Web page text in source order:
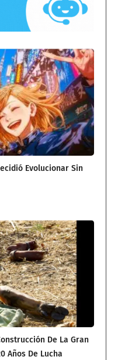
Evolucionar Sin
De La Gran
Años De Lucha